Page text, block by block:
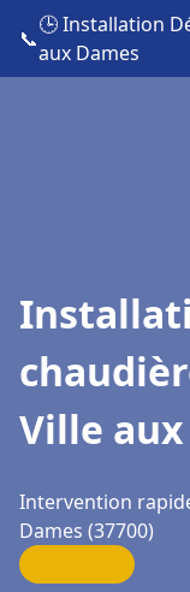
📞
🕒 Installation
aux Dames
Ville
Intervention
Dames (37700)